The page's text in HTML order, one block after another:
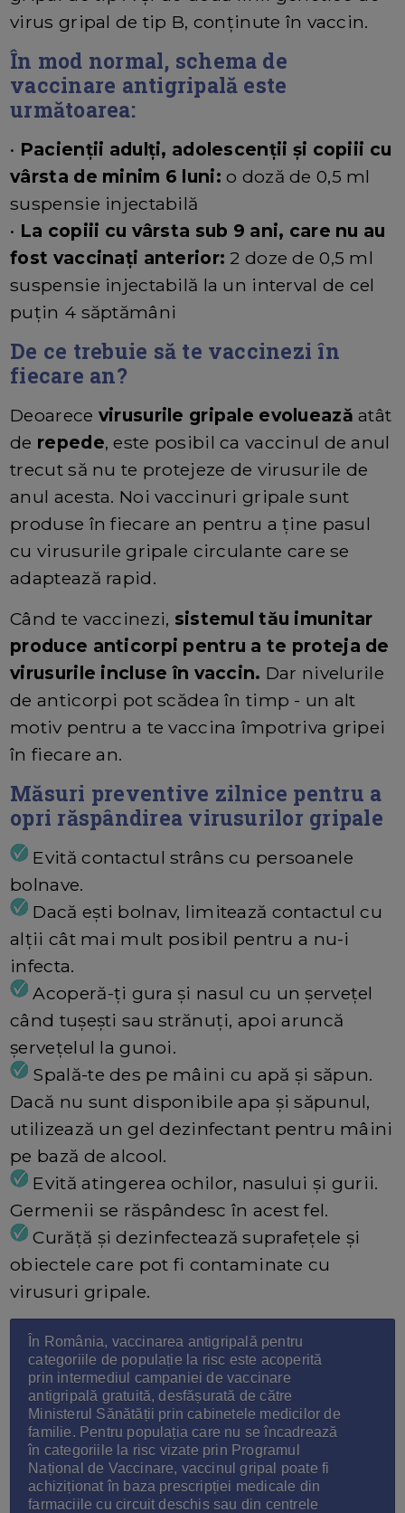
virus gripal de tip B, conținute în vaccin.
În mod normal, schema de
vaccinare antigripală este
următoarea:
• Pacienții adulți, adolescenții și copiii cu
vârsta de minim 6 luni: o doză de 0,5 ml
suspensie injectabilă
• La copiii cu vârsta sub 9 ani, care nu au
fost vaccinați anterior: 2 doze de 0,5 ml
suspensie injectabilă la un interval de cel
puțin 4 săptămâni
De ce trebuie să te vaccinezi în
fiecare an?
Deoarece virusurile gripale evolueazăatât
de repede, este posibil ca vaccinul de anul
trecut să nu te protejeze de virusurile de
anul acesta. Noi vaccinuri gripale sunt
produse în fiecare an pentru a ține pasul
cu virusurile gripale circulante care se
adaptează rapid.
Când te vaccinezi, sistemul tău imunitar
produce anticorpi pentru a te proteja de
virusurile incluse în vaccin. Dar nivelurile
de anticorpi pot scădea în timp - un alt
motiv pentru a te vaccina împotriva gripei
în fiecare an.
Măsuri preventive zilnice pentru a
opri răspândirea virusurilor gripale
Evită contactul strâns cu persoanele
bolnave.
Dacă ești bolnav, limitează contactul cu
alții cât mai mult posibil pentru a nu-i
infecta.
Acoperă-ți gura și nasul cu un șervețel
când tușești sau strănuți, apoi aruncă
șervețelul la gunoi.
Spală-te des pe mâini cu apă și săpun.
Dacă nu sunt disponibile apa și săpunul,
utilizează un gel dezinfectant pentru mâini
pe bază de alcool.
Evită atingerea ochilor, nasului și gurii.
Germenii se răspândesc în acest fel.
Curăță și dezinfectează suprafețele și
obiectele care pot fi contaminate cu
virusuri gripale.
În România, vaccinarea antigripală pentru
categoriile de populație la risc este acoperită
prin intermediul campaniei de vaccinare
antigripală gratuită, desfășurată de către
Ministerul Sănătății prin cabinetele medicilor de
familie. Pentru populația care nu se încadrează
în categoriile la risc vizate prin Programul
Național de Vaccinare, vaccinul gripal poate fi
achiziționat în baza prescripției medicale din
farmaciile cu circuit deschis sau din centrele